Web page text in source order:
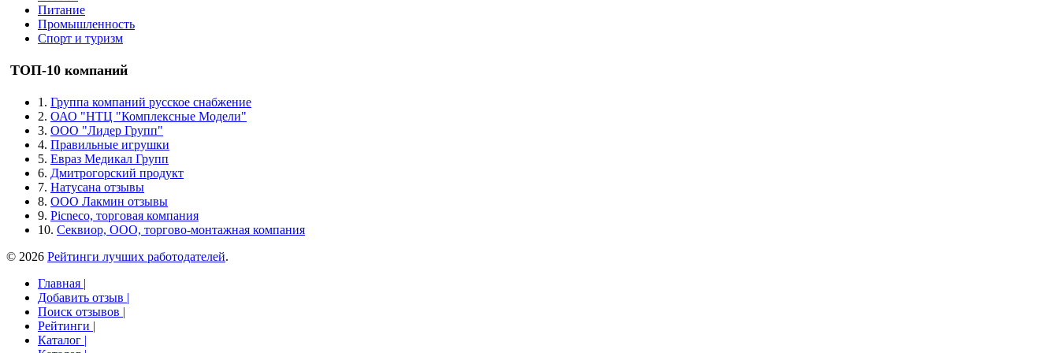
Питание
Промышленность
Спорт и туризм
ТОП-10 компаний
1. Группа компаний русское снабжение
2. ОАО "НТЦ "Комплексные Модели"
3. ООО "Лидер Групп"
4. Правильные игрушки
5. Евраз Медикал Групп
6. Дмитрогорский продукт
7. Натусана отзывы
8. ООО Лакмин отзывы
9. Picneco, торговая компания
10. Секвиор, ООО, торгово-монтажная компания
© 2026 Рейтинги лучших работодателей.
Главная |
Добавить отзыв |
Поиск отзывов |
Рейтинги |
Каталог |